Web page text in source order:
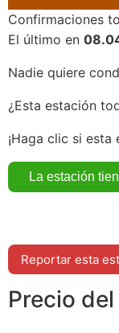
Confirmaciones
El último en
Nadie quiere
¿Esta estación
¡Haga clic si esta
Reportar esta
Precio del